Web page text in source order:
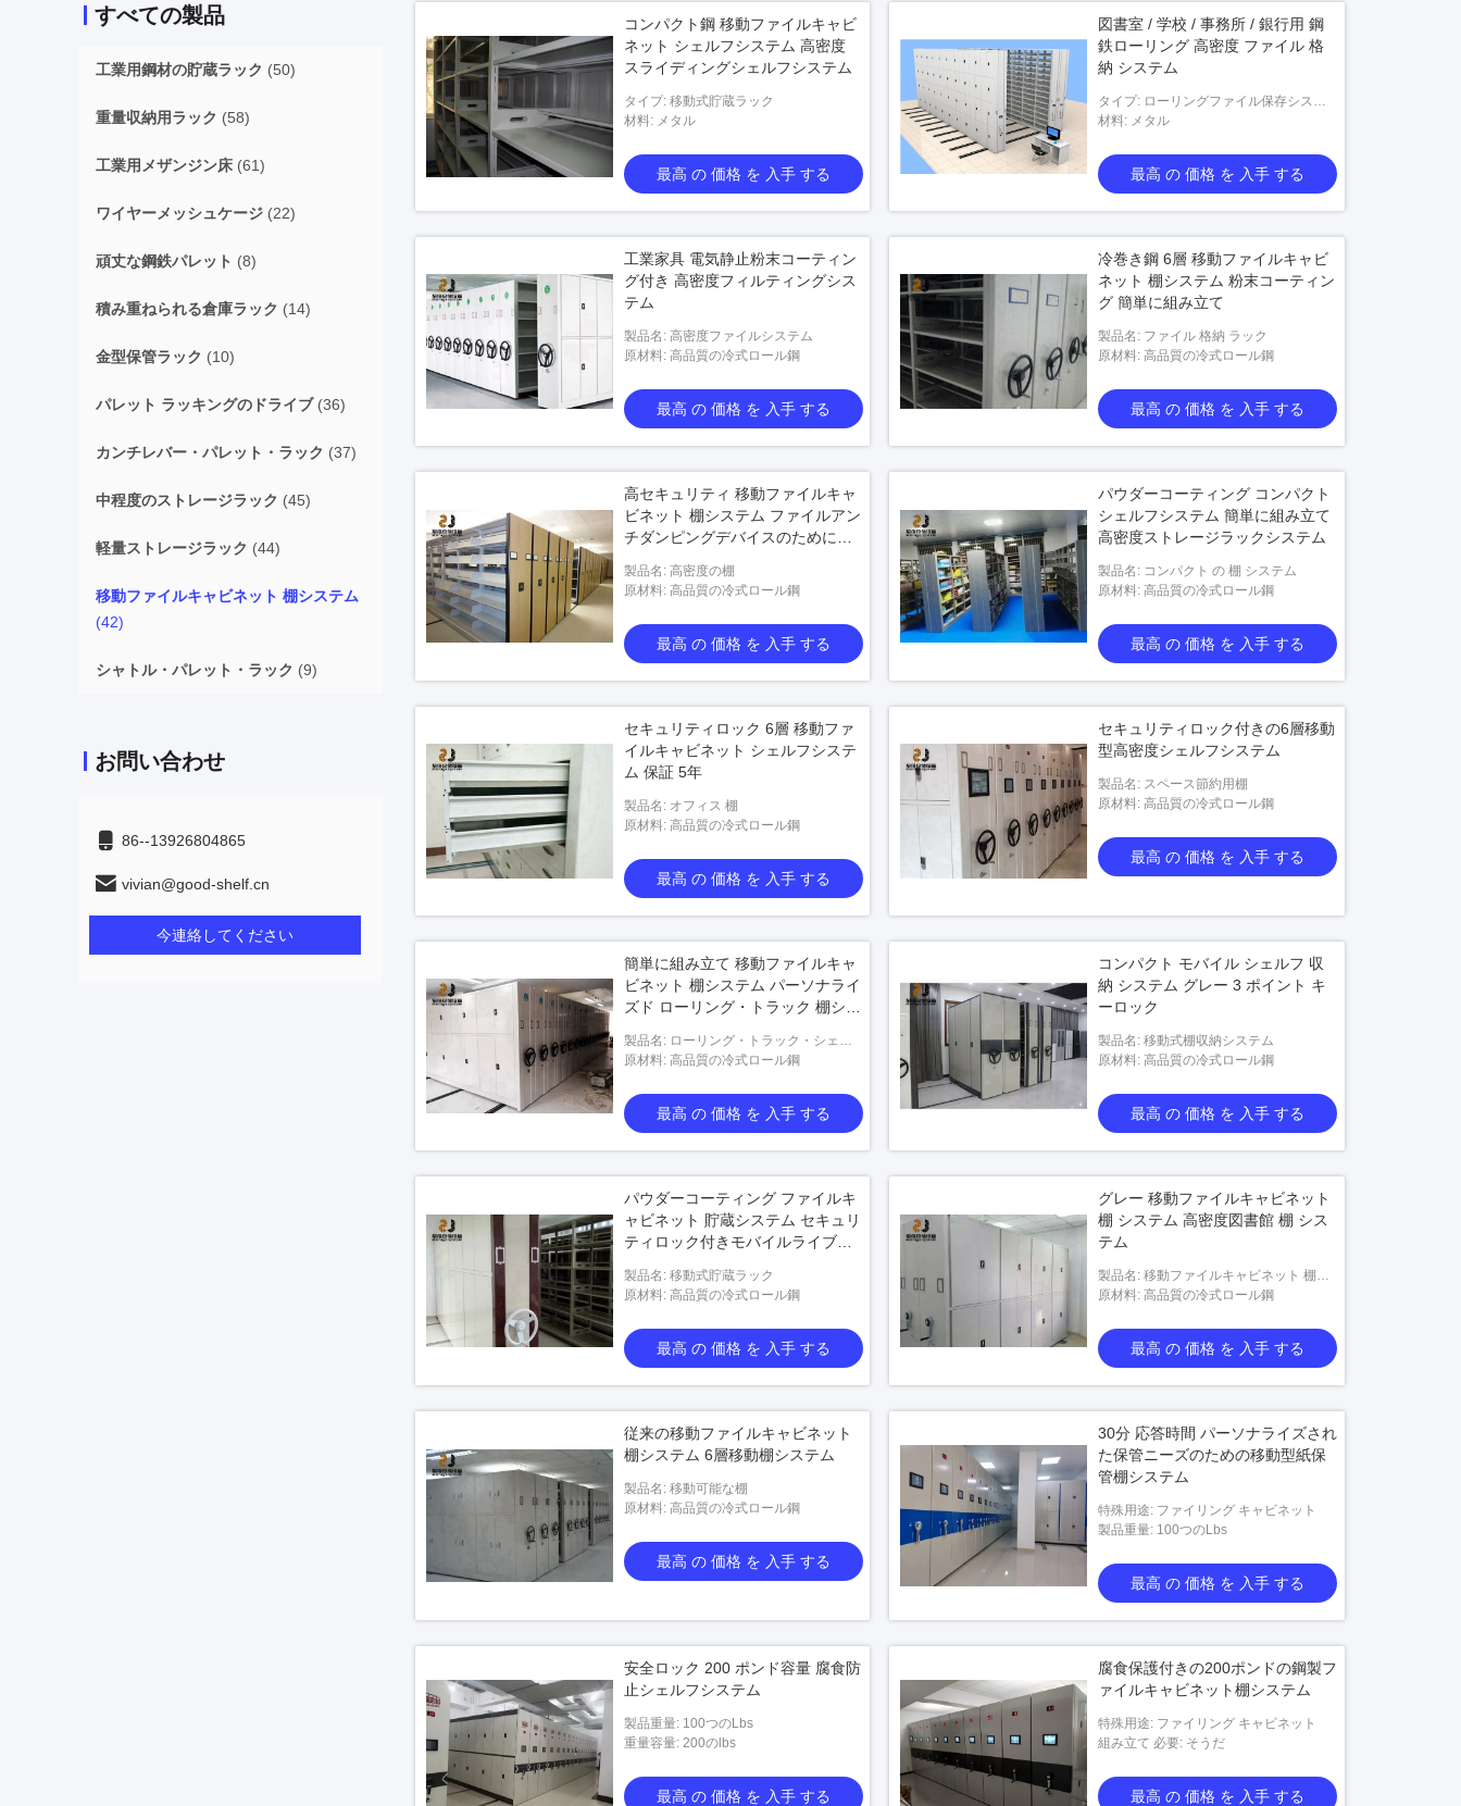
すべての製品
工業用鋼材の貯蔵ラック (50)
重量収納用ラック (58)
工業用メザンジン床 (61)
ワイヤーメッシュケージ (22)
頑丈な鋼鉄パレット (8)
積み重ねられる倉庫ラック (14)
金型保管ラック (10)
パレット ラッキングのドライブ(36)
カンチレバー・パレット・ラック (37)
中程度のストレージラック (45)
軽量ストレージラック (44)
移動ファイルキャビネット 棚システム
(42)
シャトル・パレット・ラック (9)
お問い合わせ
86--13926804865
vivian@good-shelf.cn
今連絡してください
コンパクト鋼 移動ファイルキャビ
ネット シェルフシステム 高密度
スライディングシェルフシステム
タイプ: 移動式貯蔵ラック
材料: メタル
最高 の 価格 を 入手 する
図書室 / 学校 / 事務所 / 銀行用 鋼
鉄ローリング 高密度 ファイル 格
納 システム
タイプ: ローリングファイル保存システ
ム
材料: メタル
最高 の 価格 を 入手 する
工業家具 電気静止粉末コーティン
グ付き 高密度フィルティングシス
テム
製品名: 高密度ファイルシステム
原材料: 高品質の冷式ロール鋼
最高 の 価格 を 入手 する
冷巻き鋼 6層 移動ファイルキャビ
ネット 棚システム 粉末コーティン
グ 簡単に組み立て
製品名: ファイル 格納 ラック
原材料: 高品質の冷式ロール鋼
最高 の 価格 を 入手 する
高セキュリティ 移動ファイルキャ
ビネット 棚システム ファイルアン
チダンピングデバイスのためにカ
製品名: 高密度の棚
原材料: 高品質の冷式ロール鋼
最高 の 価格 を 入手 する
パウダーコーティング コンパクト
シェルフシステム 簡単に組み立て
高密度ストレージラックシステム
製品名: コンパクト の 棚 システム
原材料: 高品質の冷式ロール鋼
最高 の 価格 を 入手 する
セキュリティロック 6層 移動ファ
イルキャビネット シェルフシステ
ム 保証 5年
製品名: オフィス 棚
原材料: 高品質の冷式ロール鋼
最高 の 価格 を 入手 する
セキュリティロック付きの6層移動
型高密度シェルフシステム
製品名: スペース節約用棚
原材料: 高品質の冷式ロール鋼
最高 の 価格 を 入手 する
簡単に組み立て 移動ファイルキャ
ビネット 棚システム パーソナライ
ズド ローリング・トラック 棚シス
製品名: ローリング・トラック・シェル
フ・システム
原材料: 高品質の冷式ロール鋼
最高 の 価格 を 入手 する
コンパクト モバイル シェルフ 収
納 システム グレー 3 ポイント キ
ーロック
製品名: 移動式棚収納システム
原材料: 高品質の冷式ロール鋼
最高 の 価格 を 入手 する
パウダーコーティング ファイルキ
ャビネット 貯蔵システム セキュリ
ティロック付きモバイルライブラ
製品名: 移動式貯蔵ラック
原材料: 高品質の冷式ロール鋼
最高 の 価格 を 入手 する
グレー 移動ファイルキャビネット
棚 システム 高密度図書館 棚 シス
テム
製品名: 移動ファイルキャビネット 棚シ
ステム
原材料: 高品質の冷式ロール鋼
最高 の 価格 を 入手 する
従来の移動ファイルキャビネット
棚システム 6層移動棚システム
製品名: 移動可能な棚
原材料: 高品質の冷式ロール鋼
最高 の 価格 を 入手 する
30分 応答時間 パーソナライズされ
た保管ニーズのための移動型紙保
管棚システム
特殊用途: ファイリング キャビネット
製品重量: 100つのLbs
最高 の 価格 を 入手 する
安全ロック 200 ポンド容量 腐食防
止シェルフシステム
製品重量: 100つのLbs
重量容量: 200のlbs
最高 の 価格 を 入手 する
腐食保護付きの200ポンドの鋼製フ
ァイルキャビネット棚システム
特殊用途: ファイリング キャビネット
組み立て 必要: そうだ
最高 の 価格 を 入手 する